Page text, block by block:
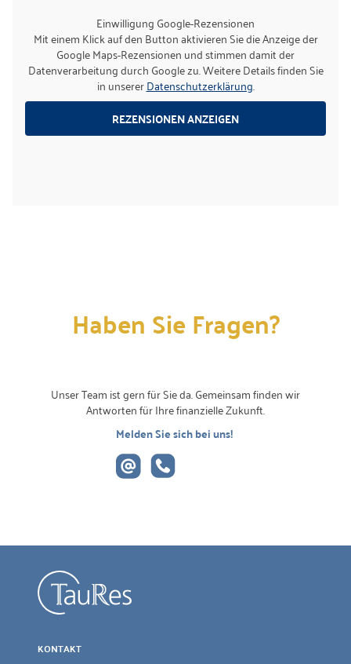
Einwilligung Google-Rezensionen
Mit einem Klick auf den Button aktivieren Sie die Anzeige der
Google Maps-Rezensionen und stimmen damit der
Datenverarbeitung durch Google zu. Weitere Details finden Sie
in unsererDatenschutzerklärung.
REZENSIONEN ANZEIGEN
Haben Sie Fragen?
Unser Team ist gern für Sie da. Gemeinsam finden wir
Antworten für Ihre finanzielle Zukunft.
Melden Sie sich bei uns!
KONTAKT